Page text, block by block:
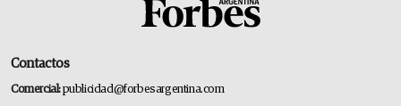
Contactos
Comercial:publicidad@forbesargentina.com